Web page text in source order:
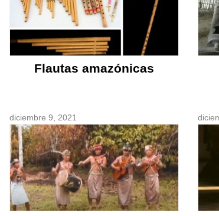
Flautas amazónicas
diciembre 9, 2021